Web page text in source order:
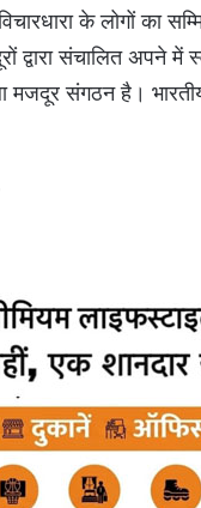
के लोगों का
संचालित अपने
मजदूर संगठन है।